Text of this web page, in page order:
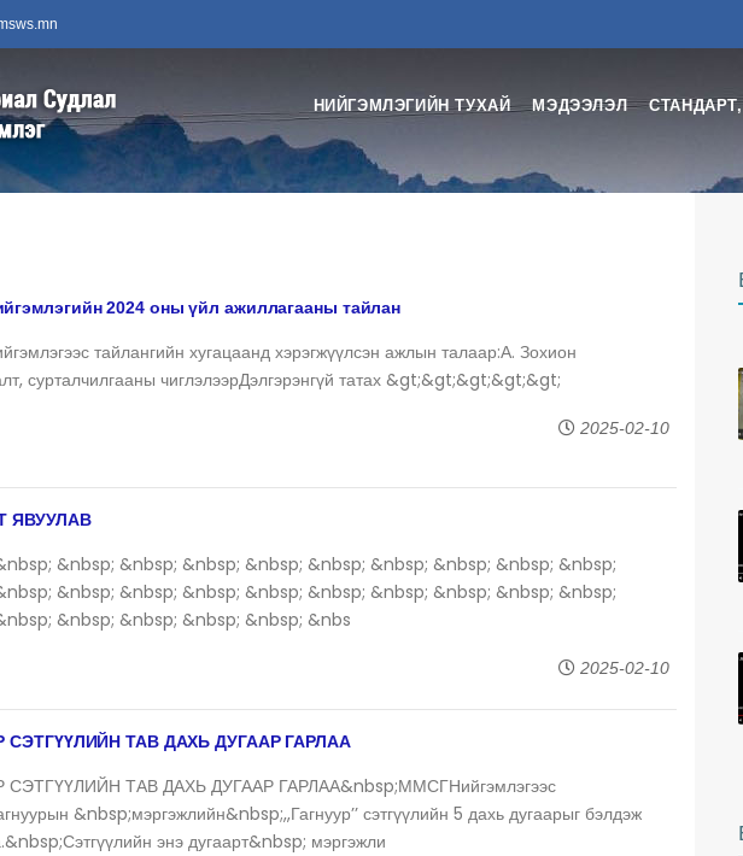
НИЙГЭМЛЭГИЙН ТУХАЙ МЭДЭЭЛЭЛ
2024 оны үйл ажиллагааны тайлан
тайлангийн хугацаанд хэрэгжүүлсэн ажлын талаар:А. Зохион
сурталчилгааны чиглэлээрДэлгэрэнгүй татах &gt;&gt;&gt;&gt;&gt;
2025-02-10
ЯВУУЛАВ
&nbsp; &nbsp; &nbsp; &nbsp; &nbsp; &nbsp; &nbsp; &nbsp; &nbsp;
&nbsp; &nbsp; &nbsp; &nbsp; &nbsp; &nbsp; &nbsp; &nbsp; &nbsp;
&nbsp; &nbsp; &nbsp; &nbsp; &nbs
2025-02-10
СЭТГҮҮЛИЙН ТАВ ДАХЬ ДУГААР ГАРЛАА
СЭТГҮҮЛИЙН ТАВ ДАХЬ ДУГААР ГАРЛАА&nbsp;ММСГНийгэмлэгээс
&nbsp;мэргэжлийн&nbsp;,,Гагнуур’’ сэтгүүлийн 5 дахь дугаарыг бэлдэж
энэ дугаарт&nbsp; мэргэжли